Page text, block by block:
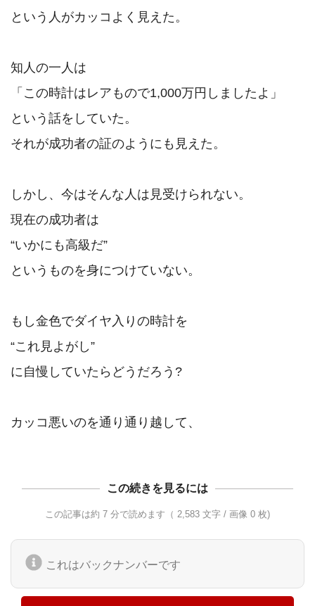
という人がカッコよく見えた。
知人の一人は
「この時計はレアもので1,000万円しましたよ」
という話をしていた。
それが成功者の証のようにも見えた。
しかし、今はそんな人は見受けられない。
現在の成功者は
“いかにも高級だ”
というものを身につけていない。
もし金色でダイヤ入りの時計を
“これ見よがし”
に自慢していたらどうだろう?
この続きを見るには
この記事は約 7 分で読めます（ 2,583 文字 / 画像 0 枚)
これはバックナンバーです